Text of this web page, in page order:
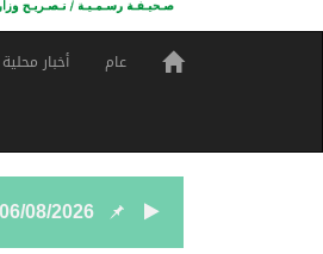
عام أخبار محلية
06/08/2026